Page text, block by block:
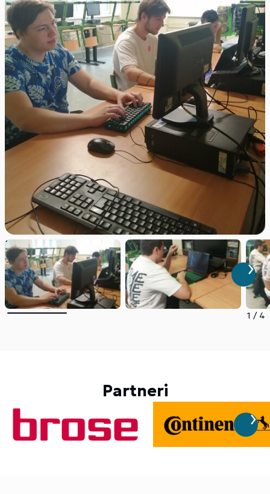
1 / 4
Partneri